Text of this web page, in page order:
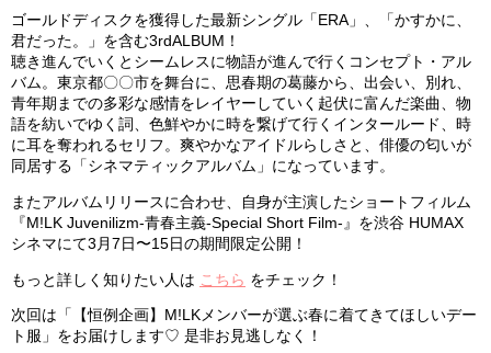
ゴールドディスクを獲得した最新シングル「ERA」、「かすかに、
君だった。」を含む3rdALBUM！
聴き進んでいくとシームレスに物語が進んで行くコンセプト・アル
バム。東京都〇〇市を舞台に、思春期の葛藤から、出会い、別れ、
青年期までの多彩な感情をレイヤーしていく起伏に富んだ楽曲、物
語を紡いでゆく詞、色鮮やかに時を繋げて行くインタールード、時
に耳を奪われるセリフ。爽やかなアイドルらしさと、俳優の匂いが
同居する「シネマティックアルバム」になっています。
またアルバムリリースに合わせ、自身が主演したショートフィルム
『M!LK Juvenilizm-青春主義-Special Short Film-』を渋谷 HUMAX
シネマにて3月7日〜15日の期間限定公開！
もっと詳しく知りたい人は こちら をチェック！
次回は「【恒例企画】M!LKメンバーが選ぶ春に着てきてほしいデー
ト服」をお届けします♡ 是非お見逃しなく！